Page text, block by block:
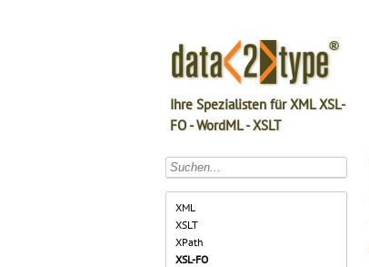
Ihre Spezialisten für XML XSL-
FO - WordML - XSLT
XML
XSLT
XPath
XSL-FO